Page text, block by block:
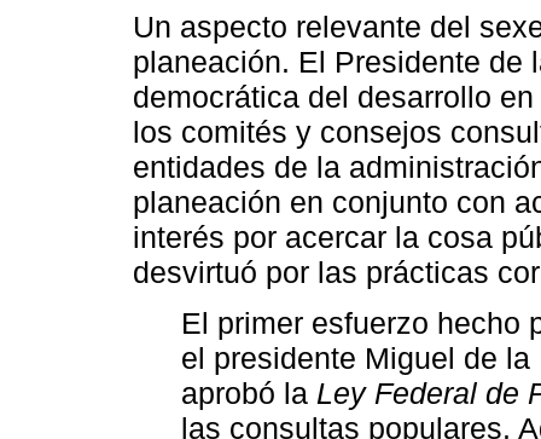
Un aspecto relevante del
planeación. El Presidente de
democrática del desarrollo
los comités y consejos
entidades de la
planeación en conjunto con
interés por acercar la cosa
desvirtuó por las prácticas
El primer esfuerzo hecho
el presidente Miguel de
aprobó la Ley Federal de
las consultas populares.